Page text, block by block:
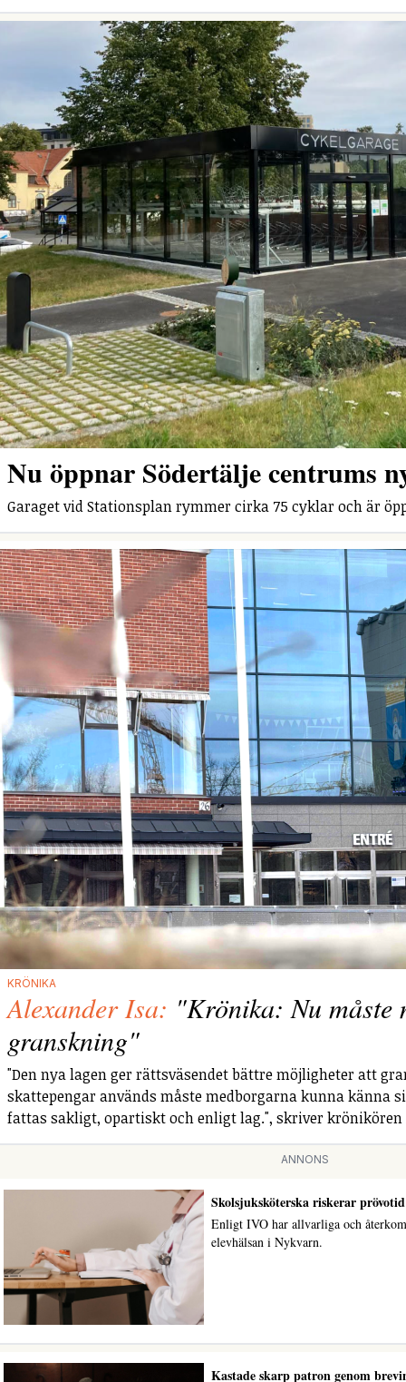
Nu öppnar Södertälje centrums
Garaget vid Stationsplan rymmer cirka 75 cyklar och är
KRÖNIKA
Alexander Isa: "Krönika: Nu måste
granskning"
"Den nya lagen ger rättsväsendet bättre möjligheter att
skattepengar används måste medborgarna kunna känna
fattas sakligt, opartiskt och enligt lag.", skriver krönikören
ANNONS
Skolsjuksköterska riskerar
Enligt IVO har allvarliga och
elevhälsan i Nykvarn.
Kastade skarp patron genom